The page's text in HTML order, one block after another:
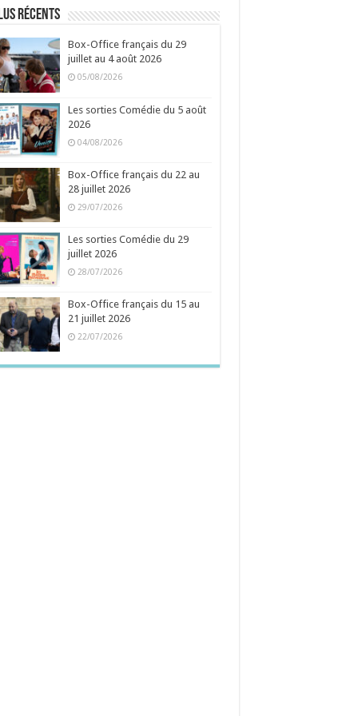
récents
Box-Office français du 29
juillet au 4 août 2026
05/08/2026
Les sorties Comédie du 5 août
2026
04/08/2026
Box-Office français du 22 au
28 juillet 2026
29/07/2026
Les sorties Comédie du 29
juillet 2026
28/07/2026
Box-Office français du 15 au
21 juillet 2026
22/07/2026